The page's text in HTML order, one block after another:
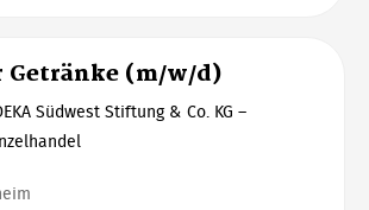
Getränke (m/w/d)
Südwest Stiftung & Co. KG –